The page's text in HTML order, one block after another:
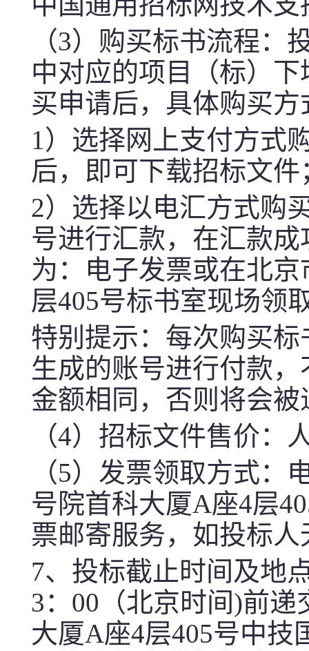
（3）购买标书流程：
中对应的项目（标）
买申请后，具体购买方
1）选择网上支付方式
后，即可下载招标文件
2）选择以电汇方式购
号进行汇款，在汇款
为：电子发票或在北京
层405号标书室现场领
特别提示：每次购买
生成的账号进行付款
金额相同，否则将会被
（4）招标文件售价：
（5）发票领取方式：
号院首科大厦A座4层
票邮寄服务，如投标
7、 投标截止时间及地
3：00 （北京时间)前
大厦A座4层405号中技